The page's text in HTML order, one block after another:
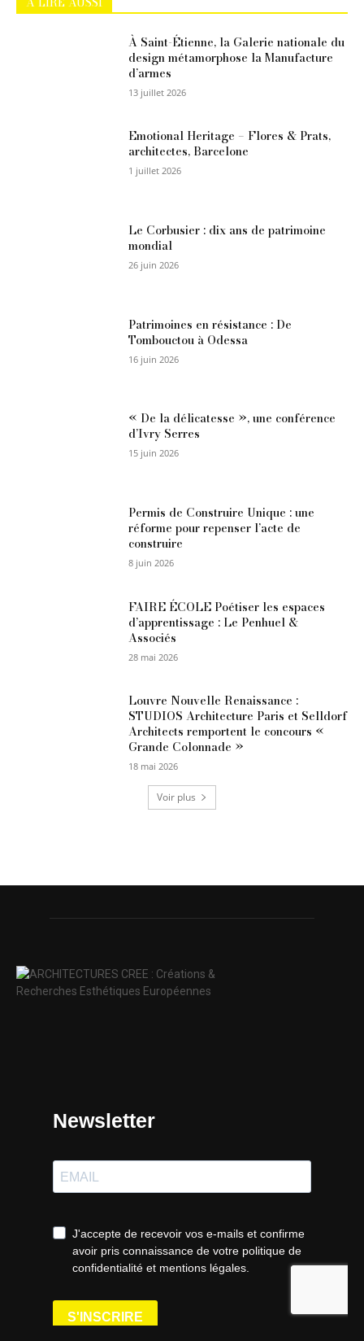
À Saint-Étienne, la Galerie nationale du
design métamorphose la Manufacture
d’armes
13 juillet 2026
Emotional Heritage – Flores & Prats,
architectes, Barcelone
1 juillet 2026
Le Corbusier : dix ans de patrimoine
mondial
26 juin 2026
Patrimoines en résistance : De
Tombouctou à Odessa
16 juin 2026
« De la délicatesse », une conférence
d’Ivry Serres
15 juin 2026
Permis de Construire Unique : une
réforme pour repenser l’acte de
construire
8 juin 2026
FAIRE ÉCOLE Poétiser les espaces
d’apprentissage : Le Penhuel &
Associés
28 mai 2026
Louvre Nouvelle Renaissance :
STUDIOS Architecture Paris et Selldorf
Architects remportent le concours «
Grande Colonnade »
18 mai 2026
Voir plus